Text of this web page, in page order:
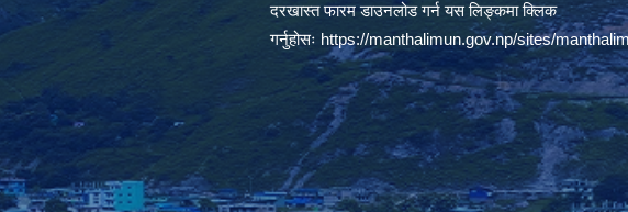
दरखास्त फारम डाउनलोड गर्न यस लिङ्कमा क्लिक
गर्नुहोसः https://manthalimun.gov.np/sites/